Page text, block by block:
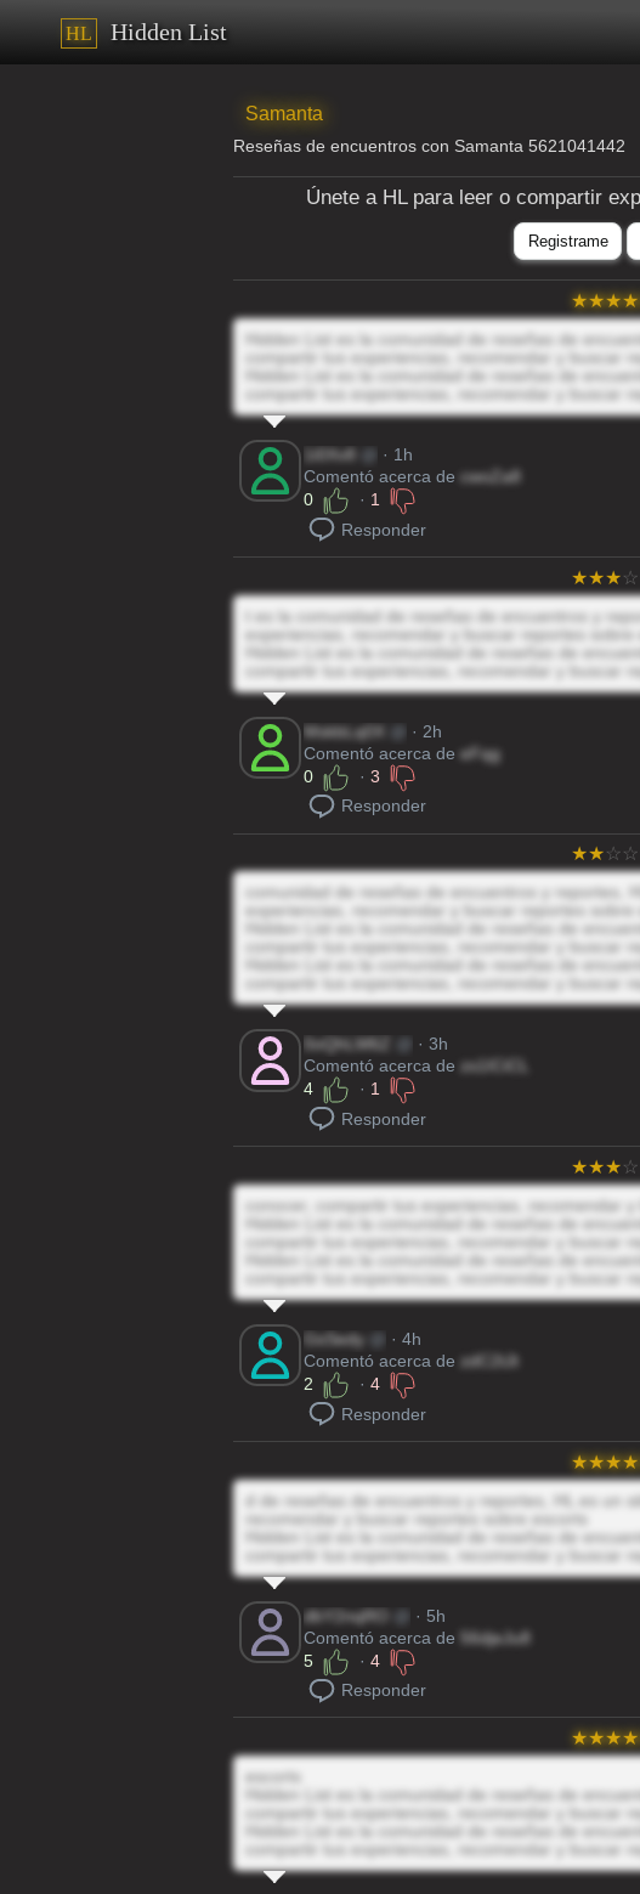
HL Hidden List
Samanta
Reseñas de encuentros con Samanta 5621041442
Únete a HL para leer o compartir
Registrame
Hidden List es la comunidad de reseñas de
compartir tus experiencias, recomendar y buscar
Hidden List es la comunidad de reseñas de
compartir tus experiencias, recomendar y buscar
1i0Xv8
· 1h
Comentó acerca de cwoZa8
0
· 1
Responder
t es la comunidad de reseñas de encuentros y
experiencias, recomendar y buscar reportes sobre
Hidden List es la comunidad de reseñas de
compartir tus experiencias, recomendar y buscar
MskbLq0X
· 2h
Comentó acerca de eFqg
0
· 3
Responder
comunidad de reseñas de encuentros y reportes,
experiencias, recomendar y buscar reportes sobre
Hidden List es la comunidad de reseñas de
compartir tus experiencias, recomendar y buscar
Hidden List es la comunidad de reseñas de
compartir tus experiencias, recomendar y buscar
0oQhLM6Z
· 3h
Comentó acerca de zs1ICiCL
4
· 1
Responder
conocer, compartir tus experiencias, recomendar
Hidden List es la comunidad de reseñas de
compartir tus experiencias, recomendar y buscar
Hidden List es la comunidad de reseñas de
compartir tus experiencias, recomendar y buscar
GsSedy
· 4h
Comentó acerca de zdC2tJt
2
· 4
Responder
d de reseñas de encuentros y reportes, HL es un
recomendar y buscar reportes sobre escorts
Hidden List es la comunidad de reseñas de
compartir tus experiencias, recomendar y buscar
dbY2nqRO
· 5h
Comentó acerca de
56djeJu8
5
· 4
Responder
escorts
Hidden List es la comunidad de reseñas de
compartir tus experiencias, recomendar y buscar
Hidden List es la comunidad de reseñas de
compartir tus experiencias, recomendar y buscar